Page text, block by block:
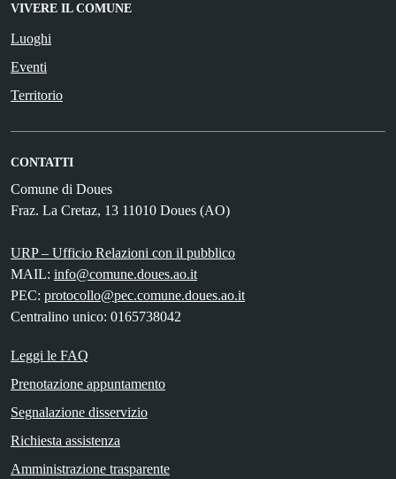
VIVERE IL COMUNE
Luoghi
Eventi
Territorio
CONTATTI
Comune di Doues
Fraz. La Cretaz, 13 11010 Doues (AO)
URP – Ufficio Relazioni con il pubblico
MAIL: info@comune.doues.ao.it
PEC: protocollo@pec.comune.doues.ao.it
Centralino unico: 0165738042
Leggi le FAQ
Prenotazione appuntamento
Segnalazione disservizio
Richiesta assistenza
Amministrazione trasparente